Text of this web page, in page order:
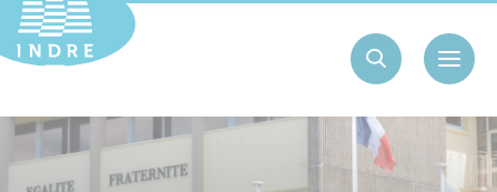
Cookies management panel